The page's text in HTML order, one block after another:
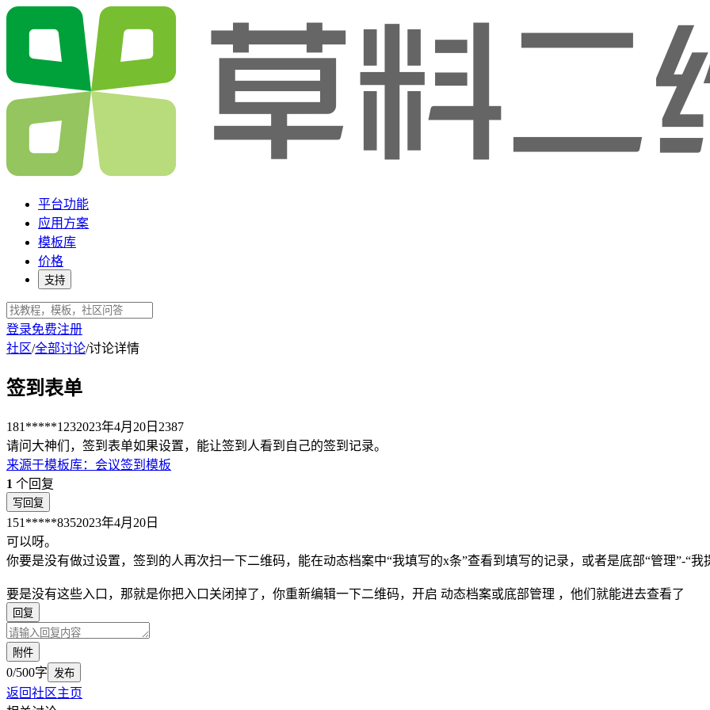
平台功能
应用方案
模板库
价格
支持
登录免费注册
社区/全部讨论/讨论详情
签到表单
181*****1232023年4月20日 2387
请问大神们，签到表单如果设置，能让签到人看到自己的签到记录。
来源于模板库： 会议签到模板
1 个回复
写回复
151*****8352023年4月20日
可以呀。
你要是没有做过设置，签到的人再次扫一下二维码，能在动态档案中“我填写的x条”查看到填写的记录，或者是底部“管理”-“我
要是没有这些入口，那就是你把入口关闭掉了，你重新编辑一下二维码，开启 动态档案或底部管理 ，他们就能进去查看了
回复
附件
0/500字 发布
返回社区主页